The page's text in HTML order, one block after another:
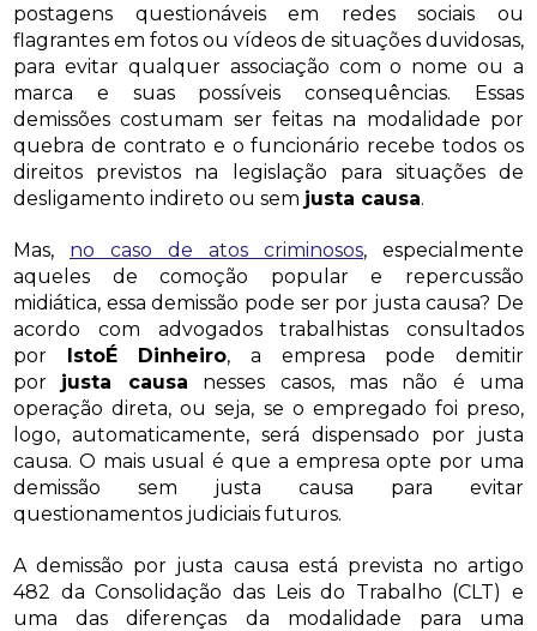
postagens questionáveis em redes sociais ou
flagrantes em fotos ou vídeos de situações duvidosas,
para evitar qualquer associação com o nome ou a
marca e suas possíveis consequências. Essas
demissões costumam ser feitas na modalidade por
quebra de contrato e o funcionário recebe todos os
direitos previstos na legislação para situações de
desligamento indireto ou sem justa causa.
Mas, no caso de atos criminosos, especialmente
aqueles de comoção popular e repercussão
midiática, essa demissão pode ser por justa causa? De
acordo com advogados trabalhistas consultados
por IstoÉ Dinheiro, a empresa pode demitir
por justa causa nesses casos, mas não é uma
operação direta, ou seja, se o empregado foi preso,
logo, automaticamente, será dispensado por justa
causa. O mais usual é que a empresa opte por uma
demissão sem justa causa para evitar
questionamentos judiciais futuros.
A demissão por justa causa está prevista no artigo
482 da Consolidação das Leis do Trabalho (CLT) e
uma das diferenças da modalidade para uma